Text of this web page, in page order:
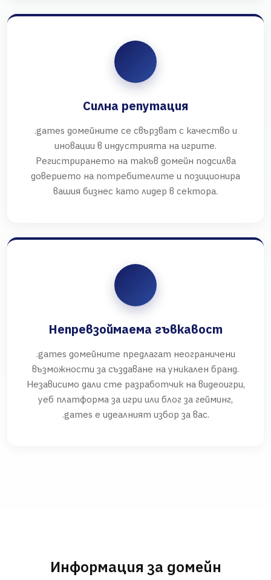
Силна репутация
.games домейните се свързват с качество и
иновации в индустрията на игрите.
Регистрирането на такъв домейн подсилва
доверието на потребителите и позиционира
вашия бизнес като лидер в сектора.
Непревзоймаема гъвкавост
.games домейните предлагат неограничени
възможности за създаване на уникален бранд.
Независимо дали сте разработчик на видеоигри,
уеб платформа за игри или блог за гейминг,
.games е идеалният избор за вас.
Информация за домейн